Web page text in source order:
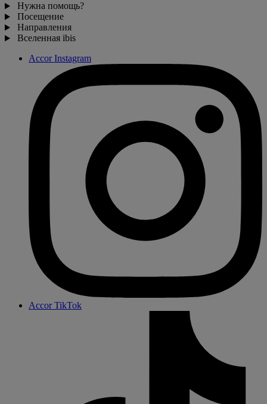
Нужна помощь?
Посещение
Направления
Вселенная ibis
Accor Instagram
Accor TikTok